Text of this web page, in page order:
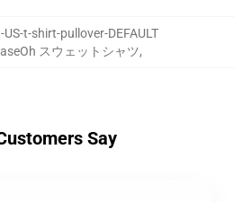
t-shirt-pullover-DEFAULT
スウェットシャツ,
Say